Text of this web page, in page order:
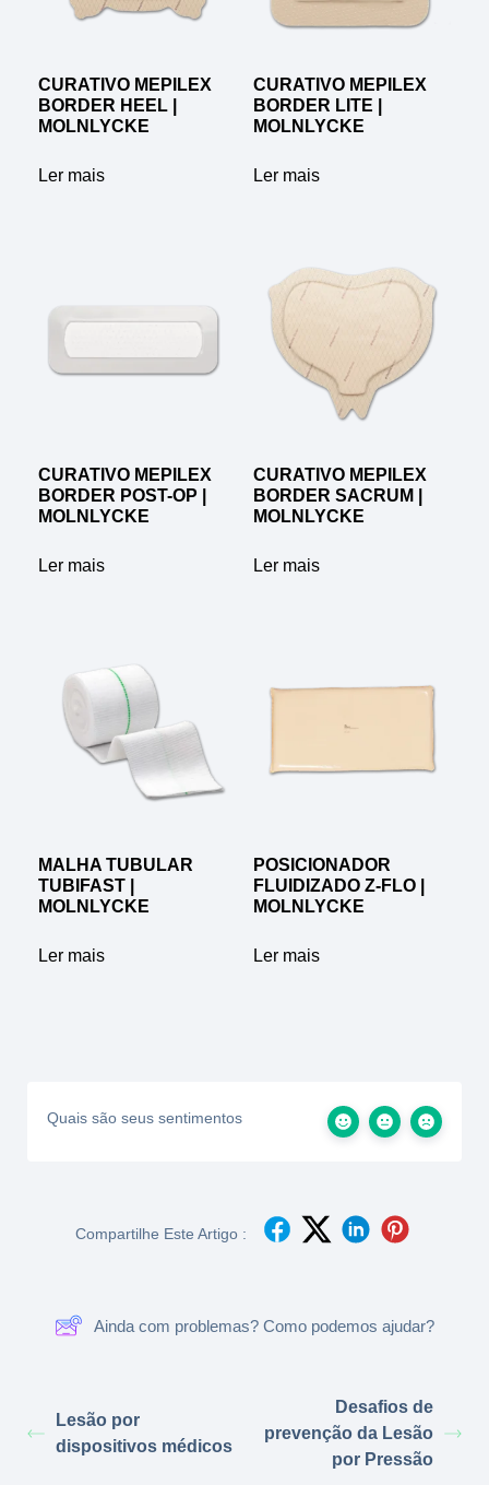
CURATIVO MEPILEX
BORDER HEEL |
MOLNLYCKE
Ler mais
CURATIVO MEPILEX
BORDER LITE |
MOLNLYCKE
Ler mais
CURATIVO MEPILEX
BORDER POST-OP |
MOLNLYCKE
Ler mais
CURATIVO MEPILEX
BORDER SACRUM |
MOLNLYCKE
Ler mais
MALHA TUBULAR
TUBIFAST |
MOLNLYCKE
Ler mais
POSICIONADOR
FLUIDIZADO Z-FLO |
MOLNLYCKE
Ler mais
Quais são seus sentimentos
Compartilhe Este Artigo :
Ainda com problemas? Como podemos ajudar?
Lesão por
dispositivos médicos
Desafios de
prevenção da Lesão
por Pressão